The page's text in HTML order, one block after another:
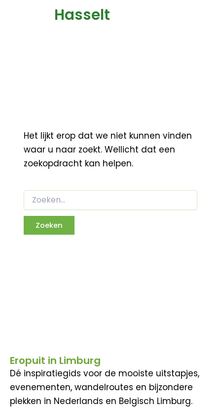
Hasselt
Het lijkt erop dat we niet kunnen vinden
waar u naar zoekt. Wellicht dat een
zoekopdracht kan helpen.
Eropuit in Limburg
Dé inspiratiegids voor de mooiste uitstapjes,
evenementen, wandelroutes en bijzondere
plekken in Nederlands en Belgisch Limburg.